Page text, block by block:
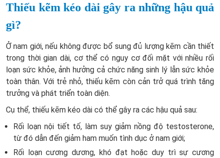
Thiếu kẽm kéo dài gây ra những hậu quả
gì?
Ở nam giới, nếu không được bổ sung đủ lượng kẽm cần thiết
trong thời gian dài, cơ thể có nguy cơ đối mặt với nhiều rối
loạn sức khỏe, ảnh hưởng cả chức năng sinh lý lẫn sức khỏe
toàn thân. Với trẻ nhỏ, thiếu kẽm còn cản trở quá trình tăng
trưởng và phát triển toàn diện.
Cụ thể, thiếu kẽm kéo dài có thể gây ra các hậu quả sau:
Rối loạn nội tiết tố, làm suy giảm nồng độ testosterone,
từ đó dẫn đến giảm ham muốn tình dục ở nam giới;
Rối loạn cương dương, khó đạt hoặc duy trì sự cương